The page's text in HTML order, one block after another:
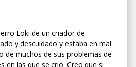
Loki de un criador de
y descuidado y estaba en mal
de muchos de sus problemas de
en las que se crió. Creo que si